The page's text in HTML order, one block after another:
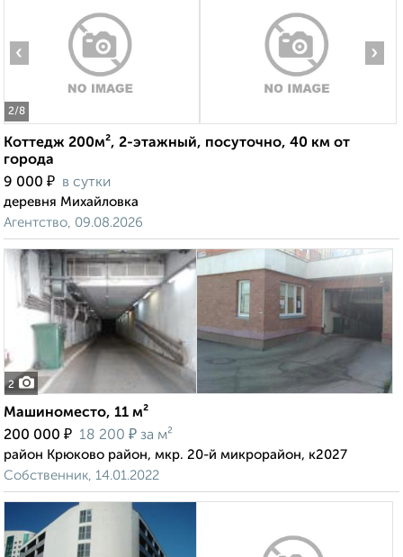
2/8
‹ ›
Коттедж 200м², 2-этажный, посуточно, 40 км от
города
9 000 ₽ в сутки
деревня Михайловка
Агентство, 09.08.2026
2
Машиноместо, 11 м²
200 000 ₽ 18 200 ₽ за м²
район Крюково район, мкр. 20-й микрорайон, к2027
Собственник, 14.01.2022